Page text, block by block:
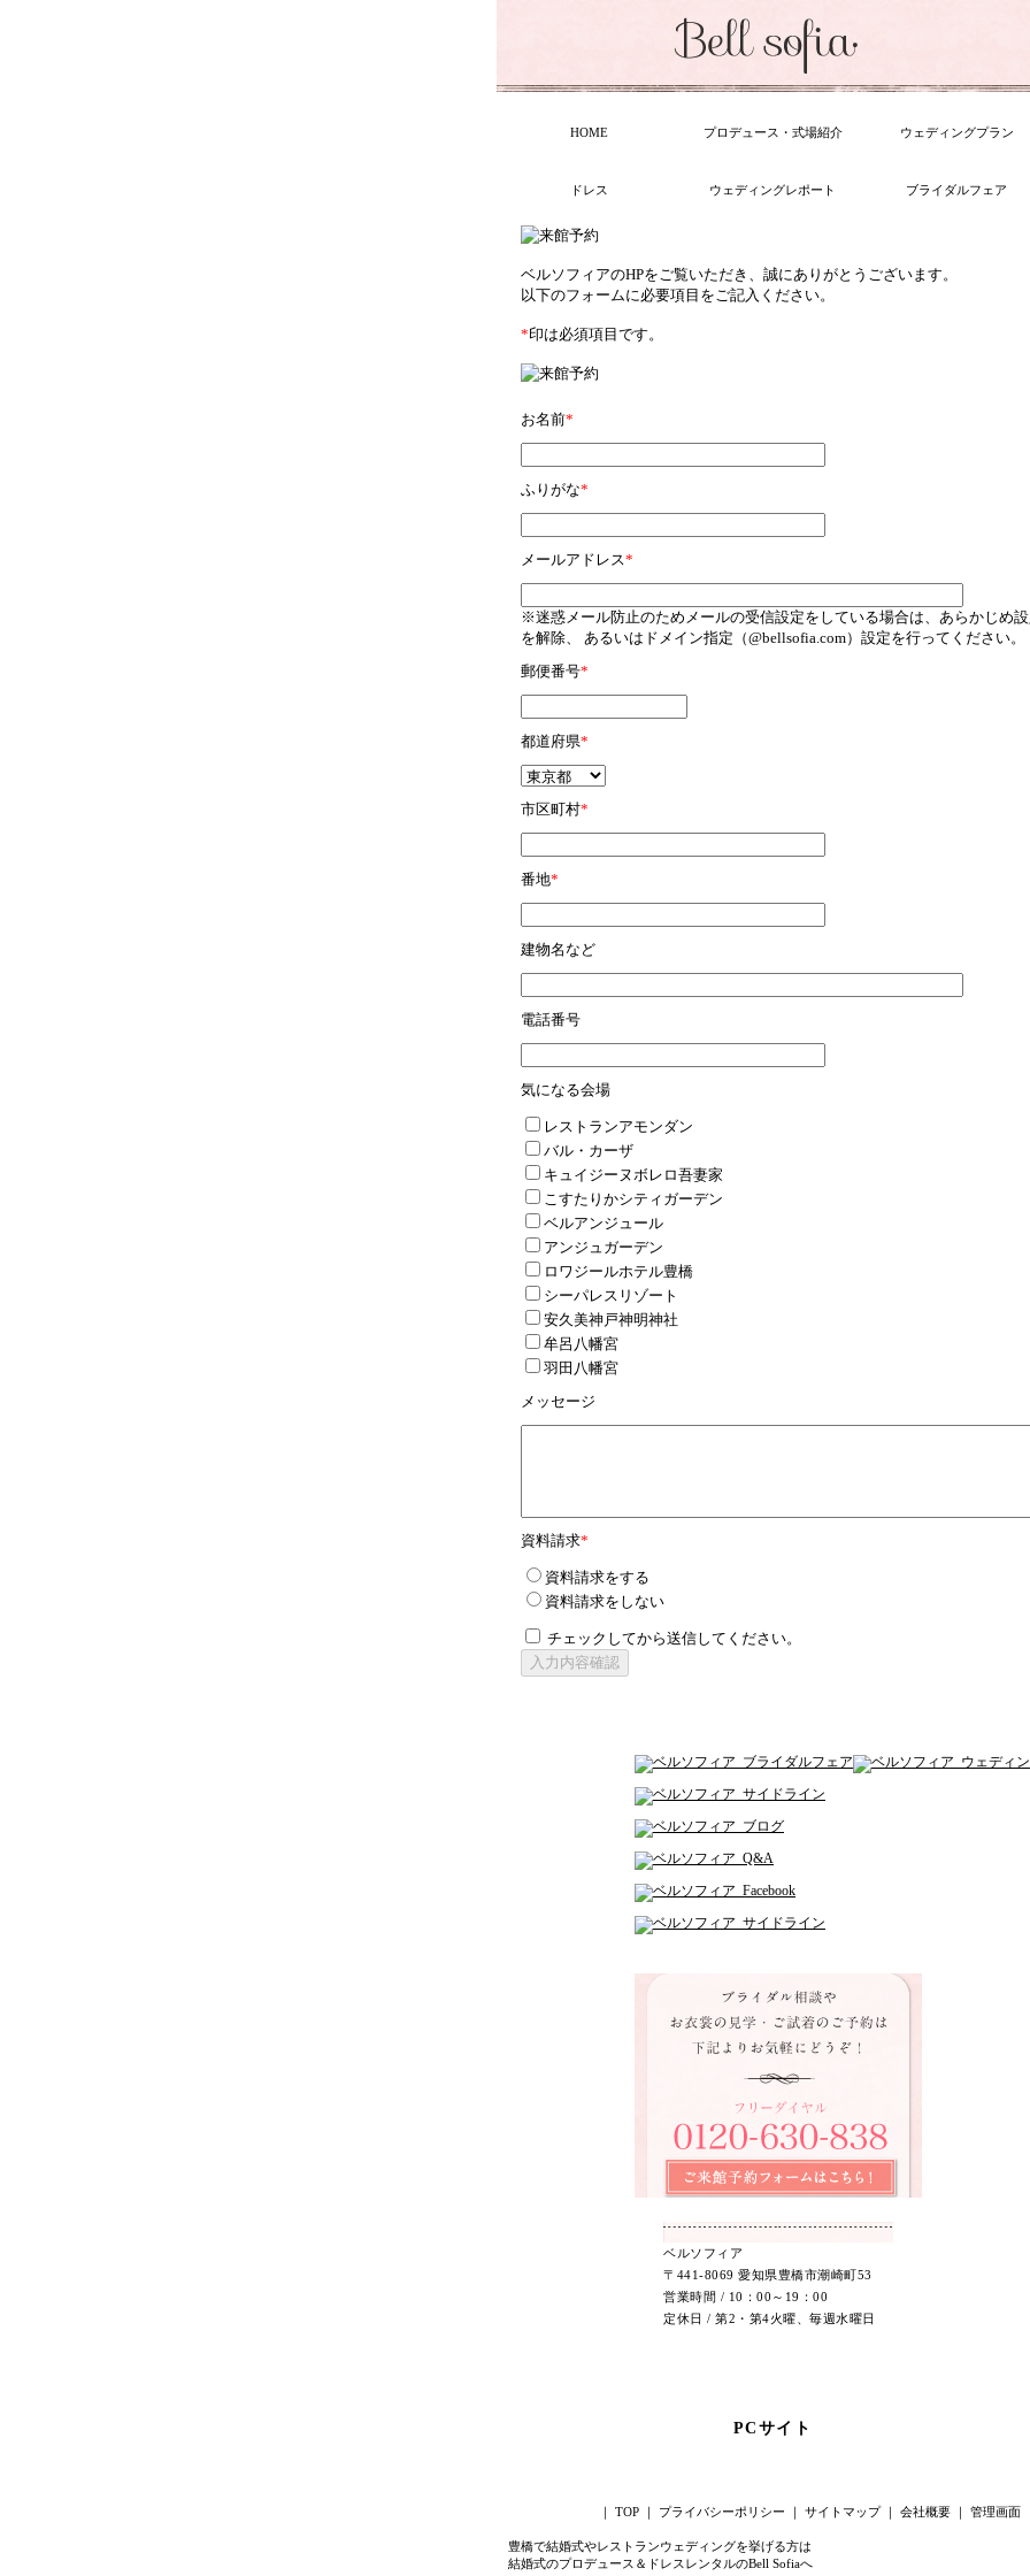
HOME プロデュース・式場紹介 ウェディングプラン
ドレス ウェディングレポート ブライダルフェア
ベルソフィアのHPをご覧いただき、誠にありがとうございます。
以下のフォームに必要項目をご記入ください。
*印は必須項目です。
お名前*
ふりがな*
メールアドレス*
※迷惑メール防止のためメールの受信設定をしている場合は、あらかじめ
を解除、 あるいはドメイン指定（@bellsofia.com）設定を行ってください。
郵便番号*
都道府県*
市区町村*
番地*
建物名など
電話番号
気になる会場
レストランアモンダン
バル・カーザ
キュイジーヌボレロ吾妻家
こすたりかシティガーデン
ベルアンジュール
アンジュガーデン
ロワジールホテル豊橋
シーパレスリゾート
安久美神戸神明神社
牟呂八幡宮
羽田八幡宮
メッセージ
資料請求*
資料請求をする
資料請求をしない
チェックしてから送信してください。
ベルソフィア
〒441-8069 愛知県豊橋市潮崎町53
営業時間 / 10：00～19：00
定休日 / 第2・第4火曜、毎週水曜日
PCサイト
｜ TOP ｜ プライバシーポリシー ｜ サイトマップ ｜ 会社概要 ｜ 管理画面
豊橋で結婚式やレストランウェディングを挙げる方は
結婚式のプロデュース＆ドレスレンタルのBell Sofiaへ